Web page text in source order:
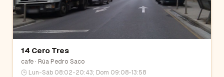
14 Cero Tres
cafe· Rúa Pedro Saco
🕒 Lun-Sáb 08:02-20:43; Dom 09:08-13:58